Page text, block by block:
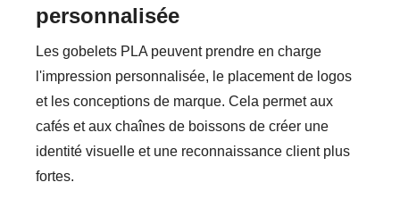
personnalisée
Les gobelets PLA peuvent prendre en charge
l'impression personnalisée, le placement de logos
et les conceptions de marque. Cela permet aux
cafés et aux chaînes de boissons de créer une
identité visuelle et une reconnaissance client plus
fortes.